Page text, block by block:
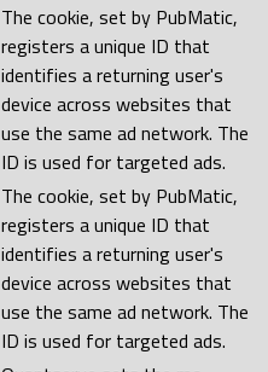
The cookie, set by PubMatic,
registers a unique ID that
identifies a returning user's
device across websites that
use the same ad network. The
ID is used for targeted ads.
The cookie, set by PubMatic,
registers a unique ID that
identifies a returning user's
device across websites that
use the same ad network. The
ID is used for targeted ads.